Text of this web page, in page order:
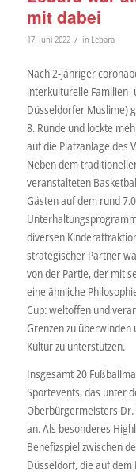
mit dabei
17. Juni 2022 / in Lebara
Nach 2-jähriger
interkulturelle Familien-
Düsseldorfer Muslime)
8. Runde und lockte
auf die Platzanlage des
Neben dem
veranstalteten
Gästen auf dem rund
diversen
strategischer Partner
von der Partie, der mit
eine ähnliche
Cup: weltoffen und
Grenzen zu
Kultur zu unterstützen.
Insgesamt 20
Sportevents, das unter
Oberbürgermeisters
an. Als besonderes
Benefizspiel zwischen
Düsseldorf, die auf